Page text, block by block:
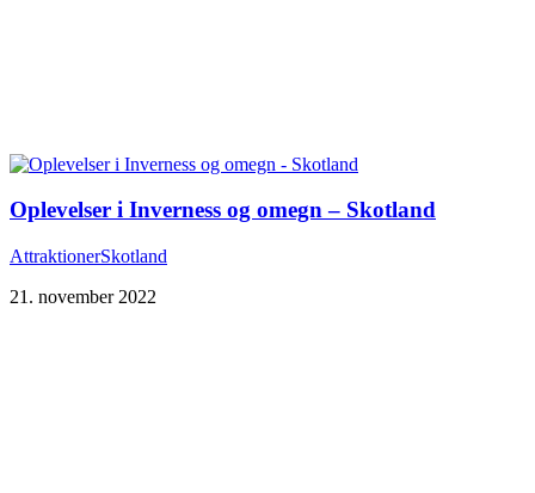
Oplevelser i Inverness og omegn – Skotland
AttraktionerSkotland
21. november 2022